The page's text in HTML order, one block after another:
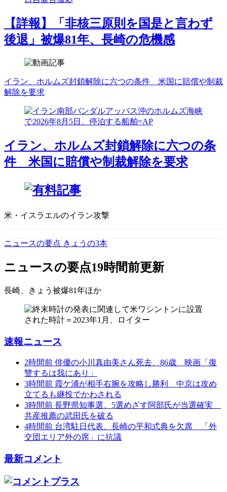
【詳報】「非核三原則を国是と言わず
後退」被爆81年、長崎の危機感
イラン、ホルムズ封鎖解除に六つの条件 米国に賠償や制裁
解除を要求
イラン、ホルムズ封鎖解除に六つの条
件 米国に賠償や制裁解除を要求
米・イスラエルのイラン攻撃
ニュースの要点 きょうの3本
ニュースの要点19時間前更新
長崎、きょう被爆81年ほか
速報ニュース
2時間前 俳優の小川真由美さん死去、86歳 映画「復
讐するは我にあり」
3時間前 霞ケ浦が相手右腕を攻略し勝利 中京は攻め
立てるも継投でかわされる
3時間前 長野県知事選、5選めざす阿部氏が当選確実
共産推薦の武田氏を破る
4時間前 台湾駐日代表、長崎の平和式典を欠席 「外
交団エリア外の席」に抗議
最新コメント